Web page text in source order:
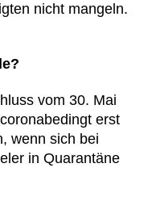
nicht mangeln.
vom 30. Mai
erst
wenn sich bei
in Quarantäne